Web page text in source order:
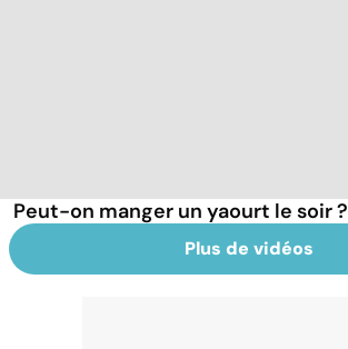
Peut-on manger un yaourt le soir ?
Plus de vidéos